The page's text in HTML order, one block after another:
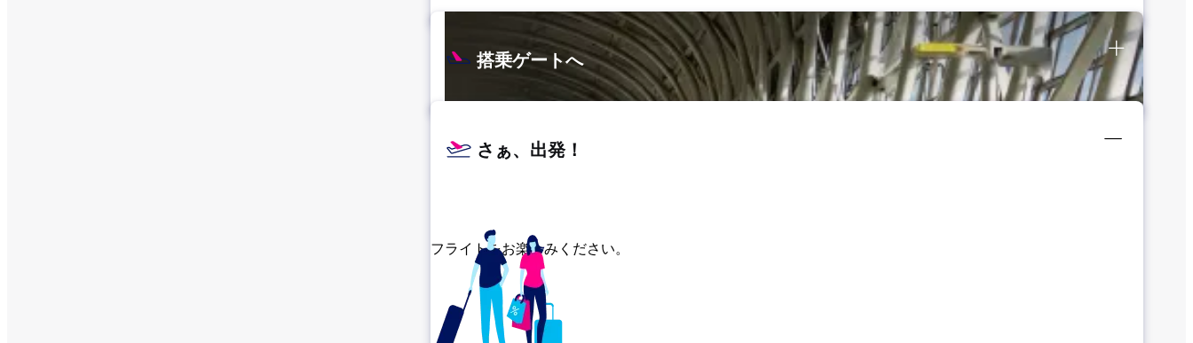
搭乗ゲートへ
さぁ、出発！
フライトをお楽しみください。